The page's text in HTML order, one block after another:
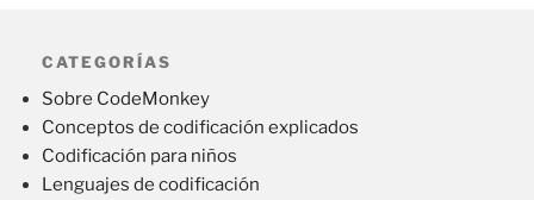
CATEGORÍAS
Sobre CodeMonkey
Conceptos de codificación explicados
Codificación para niños
Lenguajes de codificación